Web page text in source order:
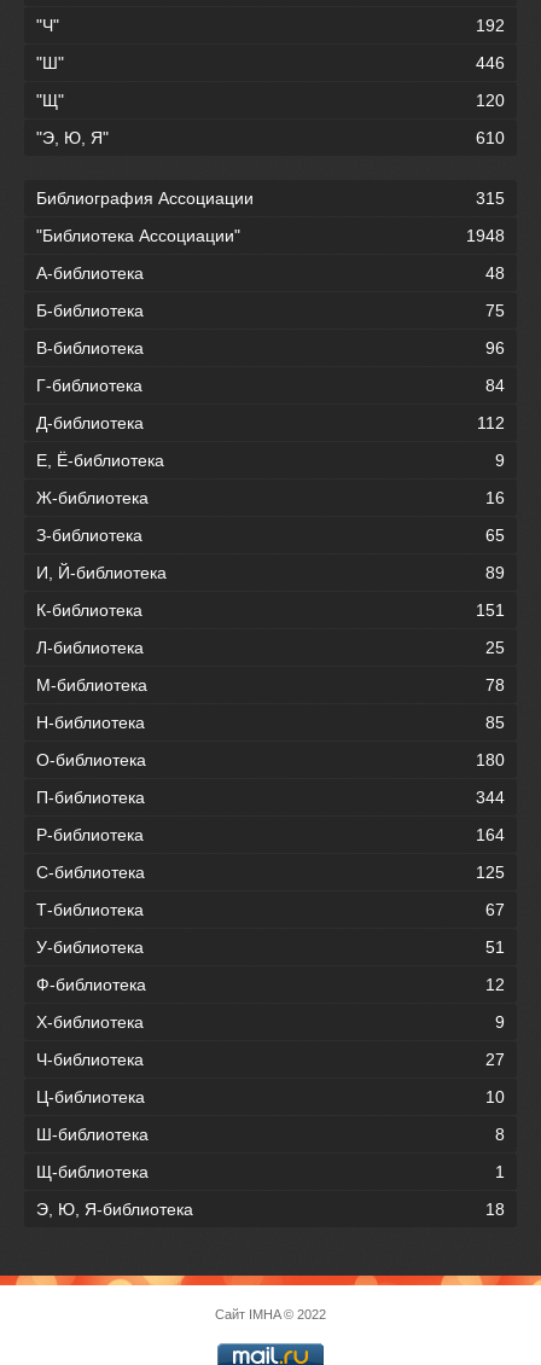
"Ч"
192
"Ш"
446
"Щ"
120
"Э, Ю, Я"
610
Библиография Ассоциации
315
"Библиотека Ассоциации"
1948
А-библиотека
48
Б-библиотека
75
В-библиотека
96
Г-библиотека
84
Д-библиотека
112
Е, Ё-библиотека
9
Ж-библиотека
16
З-библиотека
65
И, Й-библиотека
89
К-библиотека
151
Л-библиотека
25
М-библиотека
78
Н-библиотека
85
О-библиотека
180
П-библиотека
344
Р-библиотека
164
С-библиотека
125
Т-библиотека
67
У-библиотека
51
Ф-библиотека
12
Х-библиотека
9
Ч-библиотека
27
Ц-библиотека
10
Ш-библиотека
8
Щ-библиотека
1
Э, Ю, Я-библиотека
18
Сайт IMHA© 2022